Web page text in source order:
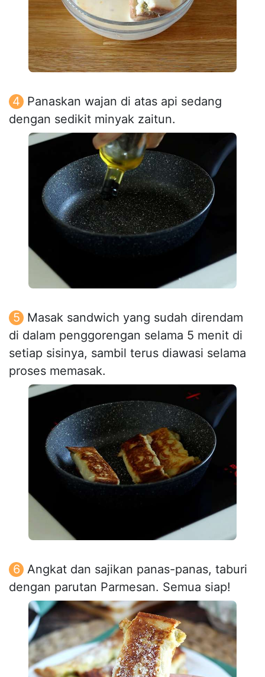
Panaskan wajan di atas api sedang
dengan sedikit minyak zaitun.
Masak sandwich yang sudah direndam
di dalam penggorengan selama 5 menit di
setiap sisinya, sambil terus diawasi selama
proses memasak.
Angkat dan sajikan panas-panas, taburi
dengan parutan Parmesan. Semua siap!